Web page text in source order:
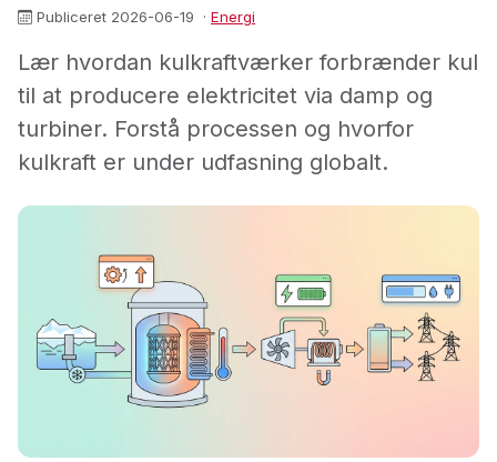
Publiceret 2026-06-19 · Energi
Lær hvordan kulkraftværker forbrænder kul
til at producere elektricitet via damp og
turbiner. Forstå processen og hvorfor
kulkraft er under udfasning globalt.